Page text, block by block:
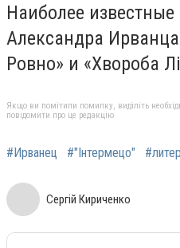
Наиболее
Александра
Ровно» и «Хвороба
Якщо ви помітили помилку, виділіть
повідомити про це редакцію
#Ирванец #"Інтермецо"
Сергій Кириченко